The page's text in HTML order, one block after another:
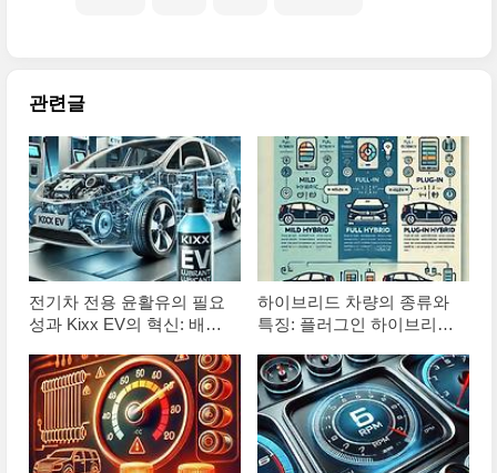
관련글
전기차 전용 윤활유의 필요
성과 Kixx EV의 혁신: 배터
하이브리드 차량의 종류와
특징: 플러그인 하이브리드
유 알아보기